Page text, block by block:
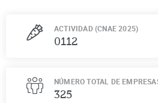
ACTIVIDAD (CNAE 2025)
0112
NÚMERO TOTAL DE
325